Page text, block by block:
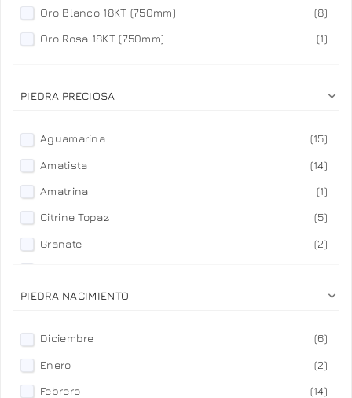
Oro Blanco 18KT (750mm)
(8)
Oro Rosa 18KT (750mm)
(1)
PIEDRA PRECIOSA 
Aguamarina
(15)
Amatista
(14)
Amatrina
(1)
Citrine Topaz
(5)
Granate
(2)
Turmalina Verde y diamantes
PIEDRA NACIMIENTO 
Diciembre
(6)
Enero
(2)
Febrero
(14)